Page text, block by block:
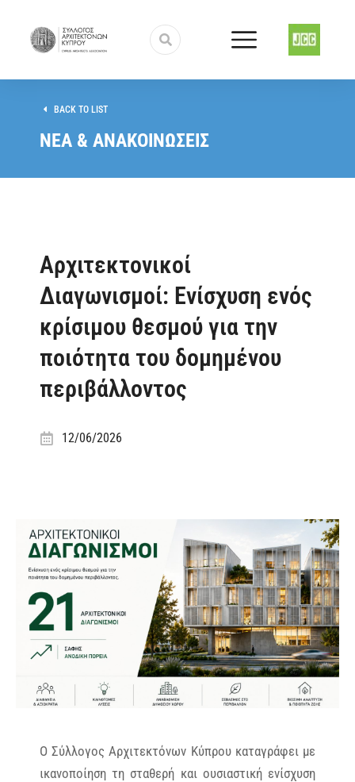
BACK TO LIST
ΝΕΑ & ΑΝΑΚΟΙΝΩΣΕΙΣ
Αρχιτεκτονικοί
Διαγωνισμοί: Ενίσχυση ενός
κρίσιμου θεσμού για την
ποιότητα του δομημένου
περιβάλλοντος
12/06/2026
Ο Σύλλογος Αρχιτεκτόνων Κύπρου καταγράφει με
ικανοποίηση τη σταθερή και ουσιαστική ενίσχυση